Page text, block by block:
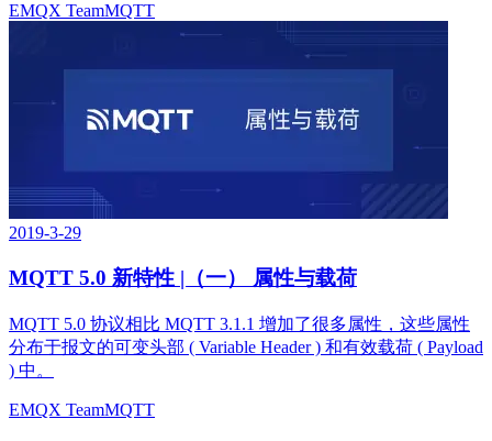
EMQX TeamMQTT
2019-3-29
MQTT 5.0 新特性 |（一） 属性与载荷
MQTT 5.0 协议相比 MQTT 3.1.1 增加了很多属性，这些属性
分布于报文的可变头部 ( Variable Header ) 和有效载荷 ( Payload
) 中。
EMQX TeamMQTT